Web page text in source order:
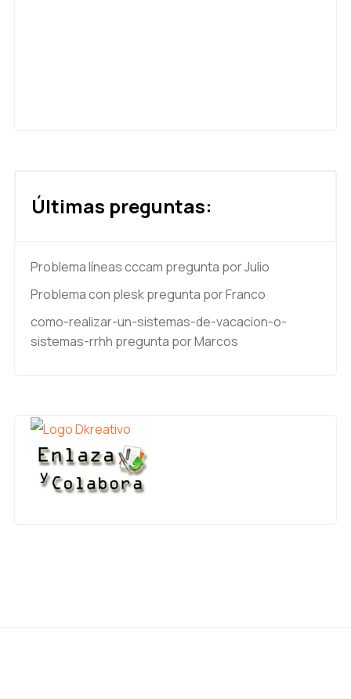
Últimas preguntas:
Problema líneas cccam pregunta por Julio
Problema con pleskpregunta por Franco
como-realizar-un-sistemas-de-vacacion-o-
sistemas-rrhh pregunta por Marcos